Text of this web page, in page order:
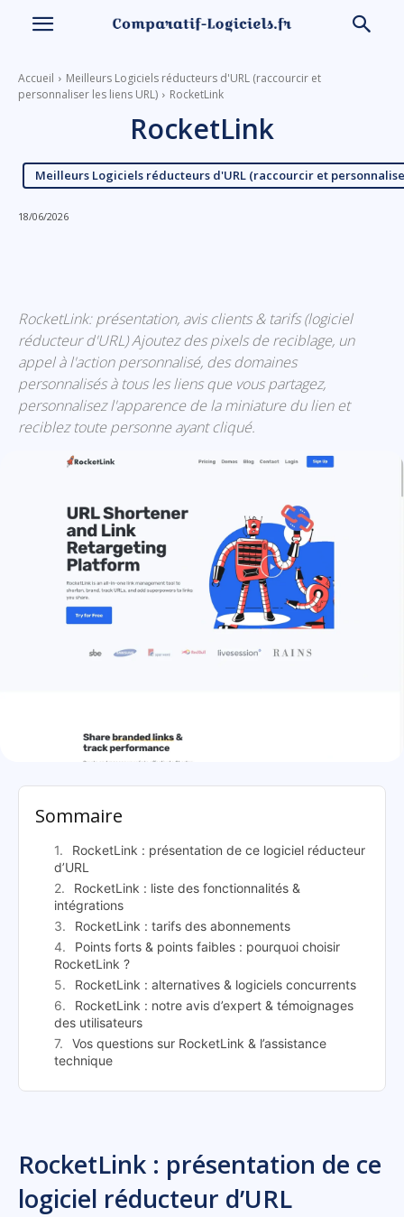
Accueil
Meilleurs Logiciels réducteurs d'URL (raccourcir et
personnaliser les liens URL)
RocketLink
RocketLink
Meilleurs Logiciels réducteurs d'URL (raccourcir et
18/06/2026
RocketLink: présentation, avis clients & tarifs (logiciel
réducteur d'URL) Ajoutez des pixels de reciblage, un
appel à l'action personnalisé, des domaines
personnalisés à tous les liens que vous partagez,
personnalisez l'apparence de la miniature du lien et
reciblez toute personne ayant cliqué.
RocketLink: présentation
Sommaire
RocketLink : présentation de ce logiciel réducteur
d’URL
RocketLink : liste des fonctionnalités &
intégrations
RocketLink : tarifs des abonnements
Points forts & points faibles : pourquoi choisir
RocketLink ?
RocketLink : alternatives & logiciels concurrents
RocketLink : notre avis d’expert & témoignages
des utilisateurs
Vos questions sur RocketLink & l’assistance
technique
RocketLink : présentation de ce
logiciel réducteur d’URL